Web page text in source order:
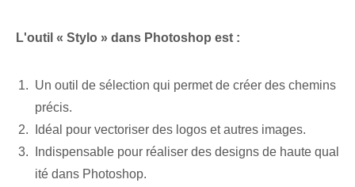
L'outil « Stylo » dans Photoshop est :
Un outil de sélection qui permet de créer des chemins
précis.
Idéal pour vectoriser des logos et autres images.
Indispensable pour réaliser des designs de haute qual
ité dans Photoshop.